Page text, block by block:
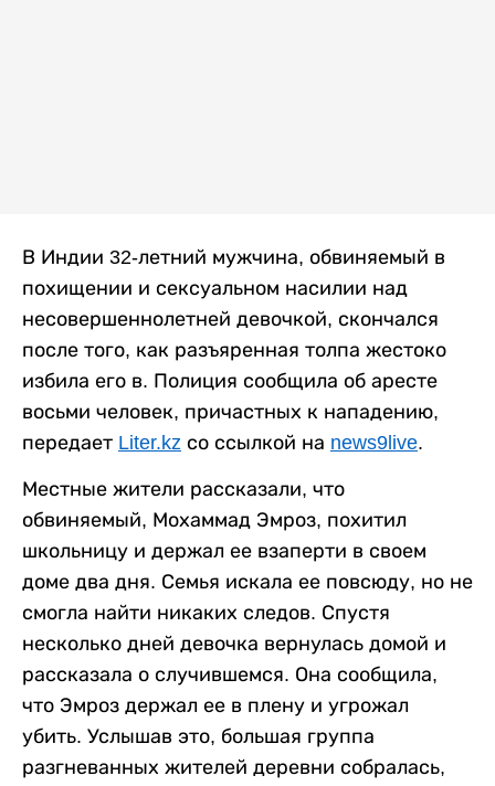
В Индии 32-летний мужчина, обвиняемый в
похищении и сексуальном насилии над
несовершеннолетней девочкой, скончался
после того, как разъяренная толпа жестоко
избила его в. Полиция сообщила об аресте
восьми человек, причастных к нападению,
передает Liter.kz со ссылкой на news9live.
Местные жители рассказали, что
обвиняемый, Мохаммад Эмроз, похитил
школьницу и держал ее взаперти в своем
доме два дня. Семья искала ее повсюду, но не
смогла найти никаких следов. Спустя
несколько дней девочка вернулась домой и
рассказала о случившемся. Она сообщила,
что Эмроз держал ее в плену и угрожал
убить. Услышав это, большая группа
разгневанных жителей деревни собралась,